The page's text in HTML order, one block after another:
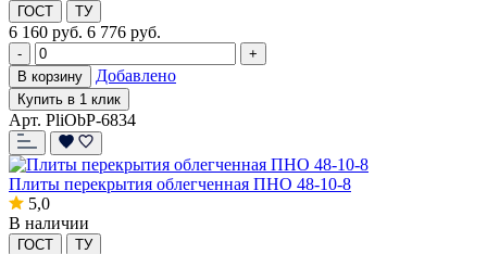
ГОСТ ТУ
6 160 руб. 6 776 руб.
-
+
В корзину
Добавлено
Купить в 1 клик
Арт. PliObP-6834
Плиты перекрытия облегченная ПНО 48-10-8
5,0
В наличии
ГОСТ ТУ